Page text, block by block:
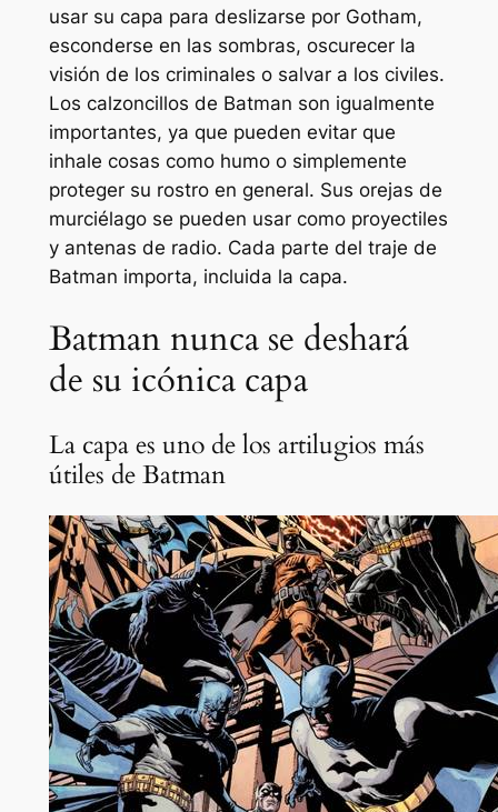
usar su capa para deslizarse por Gotham,
esconderse en las sombras, oscurecer la
visión de los criminales o salvar a los civiles.
Los calzoncillos de Batman son igualmente
importantes, ya que pueden evitar que
inhale cosas como humo o simplemente
proteger su rostro en general. Sus orejas de
murciélago se pueden usar como proyectiles
y antenas de radio. Cada parte del traje de
Batman importa, incluida la capa.
Batman nunca se deshará
de su icónica capa
La capa es uno de los artilugios más
útiles de Batman